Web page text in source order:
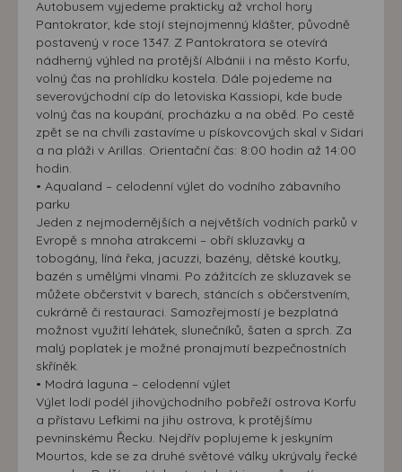
Autobusem vyjedeme prakticky až vrchol hory
Pantokrator, kde stojí stejnojmenný klášter, původně
postavený v roce 1347. Z Pantokratora se otevírá
nádherný výhled na protější Albánii i na město Korfu,
volný čas na prohlídku kostela. Dále pojedeme na
severovýchodní cíp do letoviska Kassiopi, kde bude
volný čas na koupání, procházku a na oběd. Po cestě
zpět se na chvíli zastavíme u pískovcových skal v Sidari
a na pláži v Arillas. Orientační čas: 8:00 hodin až 14:00
hodin.
• Aqualand – celodenní výlet do vodního zábavního
parku
Jeden z nejmodernějších a největších vodních parků v
Evropě s mnoha atrakcemi – obří skluzavky a
tobogány, líná řeka, jacuzzi, bazény, dětské koutky,
bazén s umělými vlnami. Po zážitcích ze skluzavek se
můžete občerstvit v barech, stáncích s občerstvením,
cukrárně či restauraci. Samozřejmostí je bezplatná
možnost využití lehátek, slunečníků, šaten a sprch. Za
malý poplatek je možné pronajmutí bezpečnostních
skříněk.
• Modrá laguna – celodenní výlet
Výlet lodí podél jihovýchodního pobřeží ostrova Korfu
a přístavu Lefkimi na jihu ostrova, k protějšímu
pevninskému Řecku. Nejdřív poplujeme k jeskyním
Mourtos, kde se za druhé světové války ukrývaly řecké